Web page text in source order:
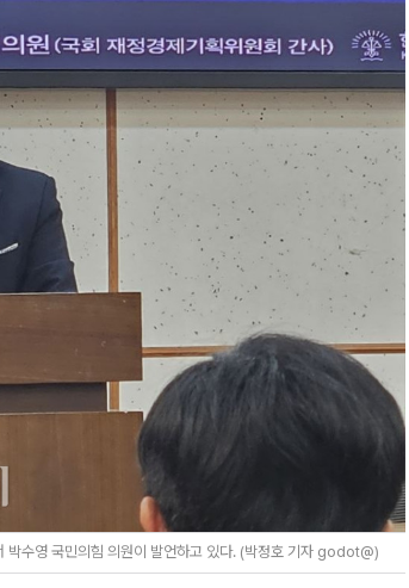
수영 국민의힘 의원이 발언하고 있다. (박정호 기자 godot@)